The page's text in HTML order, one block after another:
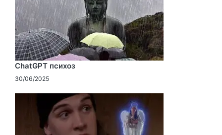
ChatGPT психоз
30/06/2025